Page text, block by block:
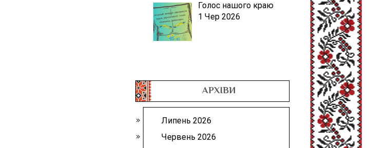
Голос нашого краю
1 Чер 2026
АРХІВИ
Липень 2026
Червень 2026